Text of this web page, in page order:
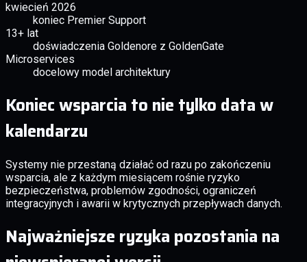
kwiecień 2026
koniec Premier Support
13+ lat
doświadczenia Goldenore z GoldenGate
Microservices
docelowy model architektury
Koniec wsparcia to nie tylko data w
kalendarzu
Systemy nie przestaną działać od razu po zakończeniu
wsparcia, ale z każdym miesiącem rośnie ryzyko
bezpieczeństwa, problemów zgodności, ograniczeń
integracyjnych i awarii w krytycznych przepływach danych.
Najważniejsze ryzyka pozostania na